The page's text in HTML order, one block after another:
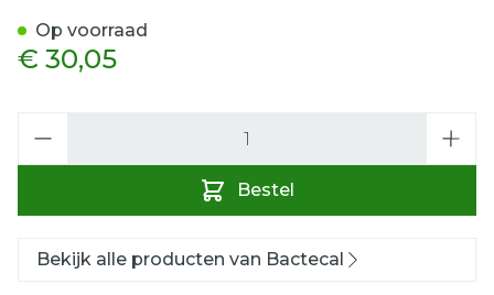
€ 30,05
Bestel
Op voorraad
Bekijk alle producten van Bactecal